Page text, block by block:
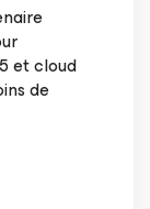
et cloud
de